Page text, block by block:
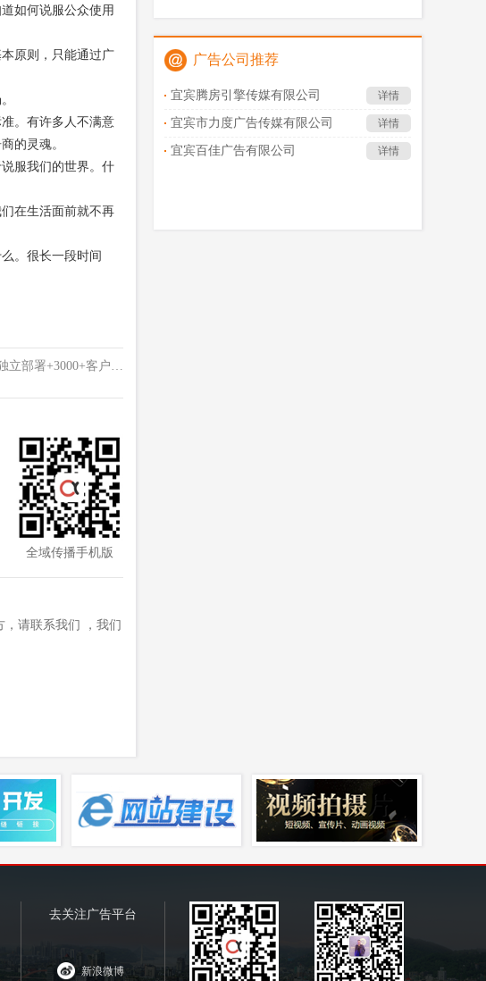
如何说服公众使用
原则，只能通过广
。有许多人不满意
的灵魂。
服我们的世界。什
在生活面前就不再
。很长一段时间
立部署+3000+客户…
全域传播手机版
请联系我们 ，我们
广告公司推荐
宜宾腾房引擎传媒有限公司 详情
宜宾市力度广告传媒有限公司 详情
宜宾百佳广告有限公司 详情
去关注广告平台
新浪微博